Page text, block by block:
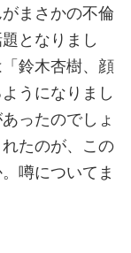
まさかの不倫
となりまし
鈴木杏樹、顔
うになりまし
ったのでしょ
たのが、この
噂についてま